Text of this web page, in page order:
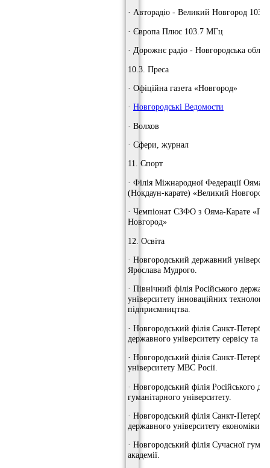
· Авторадіо - Великий Новгород
· Європа Плюс 103.7 МГц
· Дорожнє радіо - Новгородська
10.3. Преса
· Офіційна газета «Новгород»
· Новгородські Ведомости
· Волхов
· Сфери, журнал
11. Спорт
· Філія Міжнародної Федерації Ояма-
(Нокдаун-карате) «Великий Новгород»
· Чемпіонат СЗФО з Ояма-Карате
Новгород»
12. Освіта
· Новгородський державний
Ярослава Мудрого.
· Північний філія Російського
університету інноваційних
підприємництва.
· Новгородський філія Санкт-
державного університету сервісу та
· Новгородський філія Санкт-
університету МВС Росії.
· Новгородський філія Російського
гуманітарного університету.
· Новгородський філія Санкт-
державного університету економіки і
· Новгородський філія Сучасної
академії.